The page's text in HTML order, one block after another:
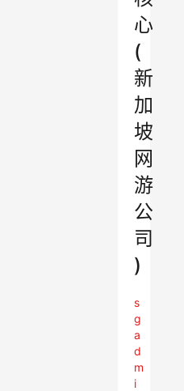
心
(
新
加
坡
网
游
公
司
)
s
g
a
d
m
i